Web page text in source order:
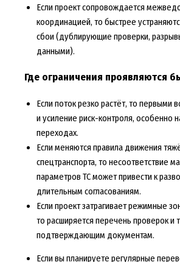
Если проект сопровождается
координацией, то быстрее
сбои (дублирующие проверки,
данными).
Где ограничения проявляются
Если поток резко растёт, то первыми
и усиление риск-контроля, особенно
переходах.
Если меняются правила движения
спецтранспорта, то несоответствие
параметров ТС может привести к
длительным согласованиям.
Если проект затрагивает режимные
то расширяется перечень проверок и
подтверждающим документам.
Если вы планируете регулярные